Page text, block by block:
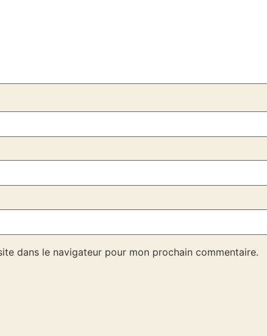
dans le navigateur pour mon prochain commentaire.